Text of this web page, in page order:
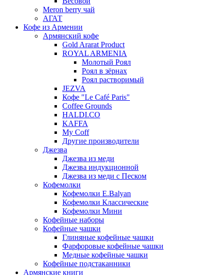
Meron berry чай
АГАТ
Кофе из Армении
Армянский кофе
Gold Ararat Product
ROYAL ARMENIA
Молотый Роял
Роял в зёрнах
Роял растворимый
JEZVA
Кофе "Le Café Paris"
Coffee Grounds
HALDI.CO
KAFFA
My Coff
Другие производители
Джезва
Джезва из меди
Джезва индукционной
Джезва из меди с Песком
Кофемолки
Кофемолки E.Balyan
Кофемолки Классические
Кофемолки Мини
Кофейные наборы
Кофейные чашки
Глиняные кофейные чашки
Фарфоровые кофейные чашки
Медные кофейные чашки
Кофейные подстаканники
Армянские книги